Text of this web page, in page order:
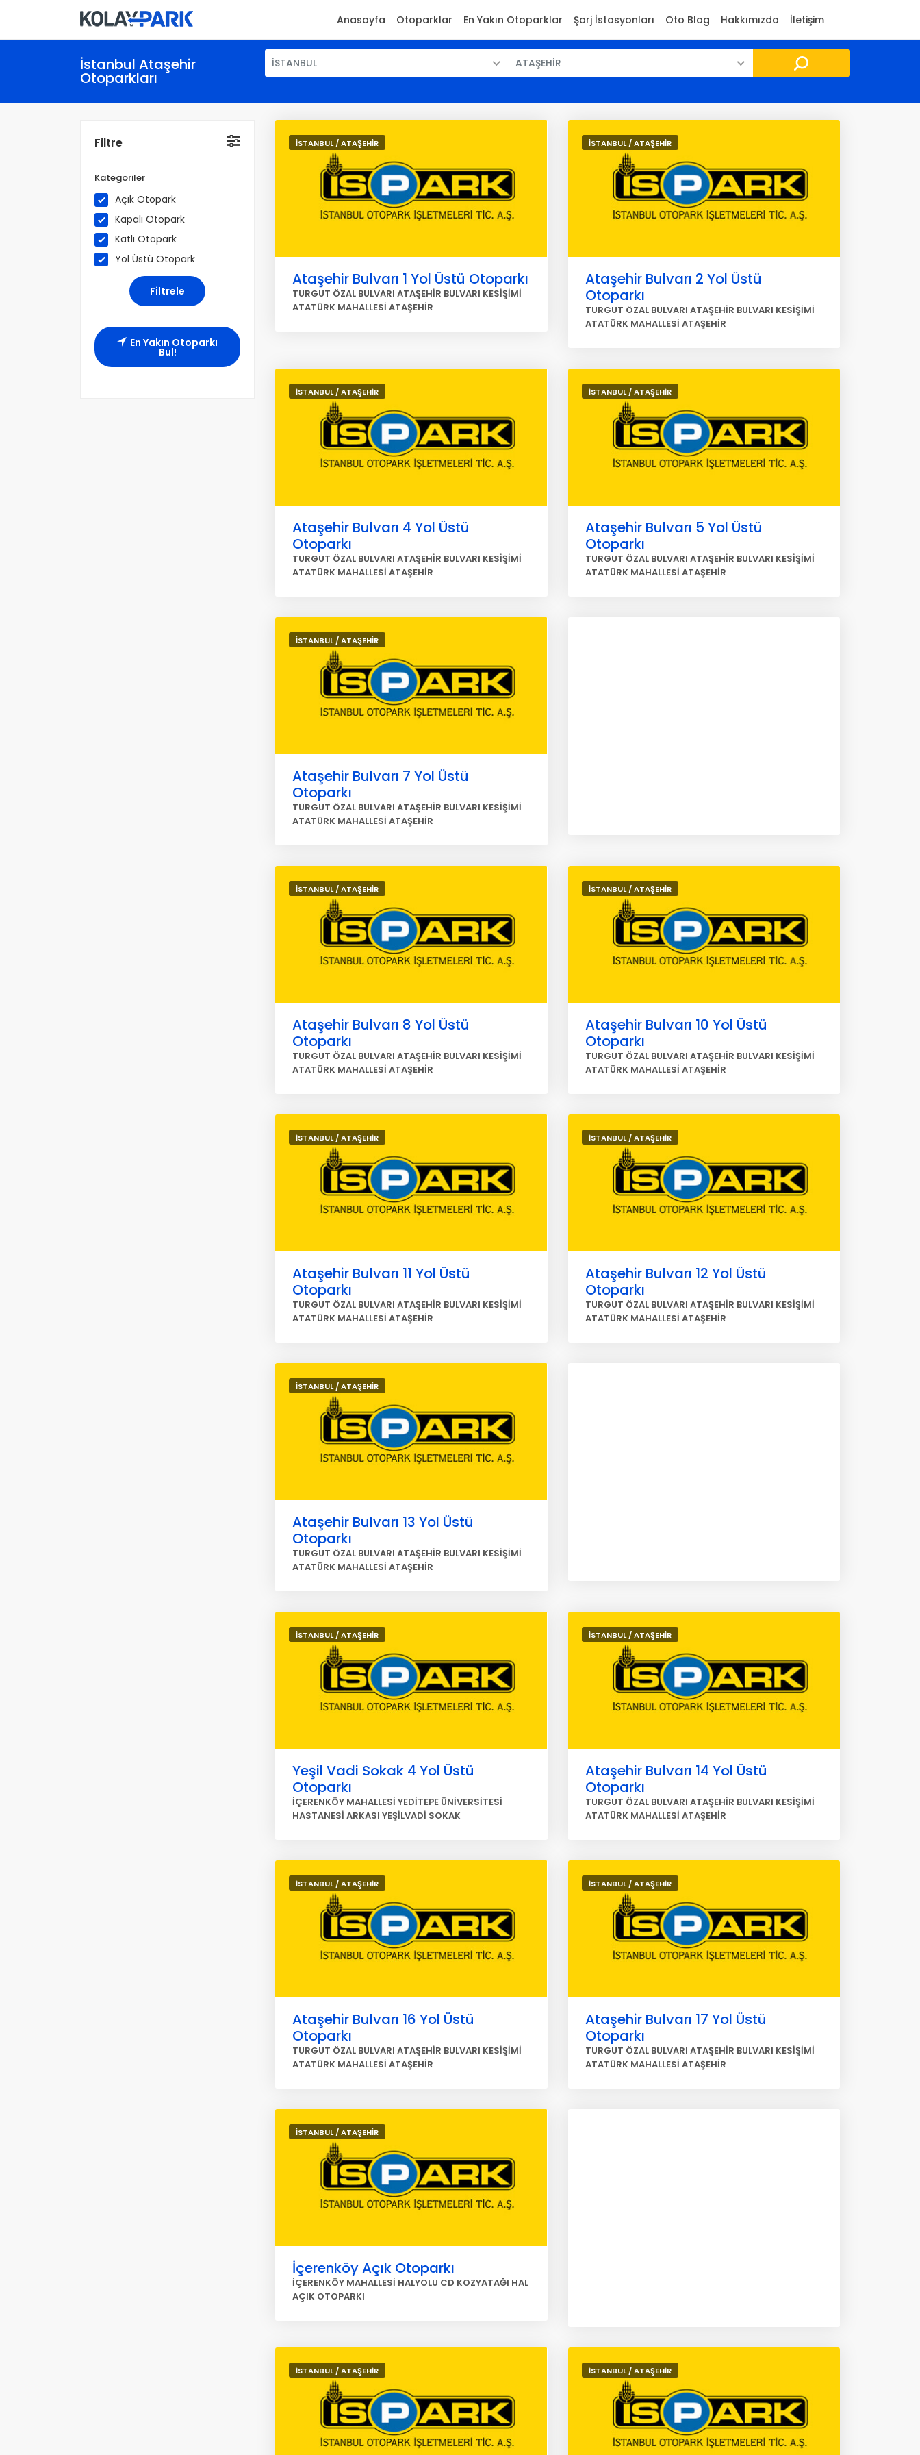
Anasayfa Otoparklar En Yakın Otoparklar Şarj İstasyonları Oto Blog Hakkımızda İletişim
İstanbul Ataşehir
Otoparkları
İSTANBUL ATAŞEHİR
Filtre
Kategoriler
Açık Otopark
Kapalı Otopark
Katlı Otopark
Yol Üstü Otopark
En Yakın Otoparkı
Bul!
İSTANBUL / ATAŞEHİR
Ataşehir Bulvarı 1 Yol Üstü Otoparkı
TURGUT ÖZAL BULVARI ATAŞEHİR BULVARI KESİŞİMİ
ATATÜRK MAHALLESİ ATAŞEHİR
İSTANBUL / ATAŞEHİR
Ataşehir Bulvarı 2 Yol Üstü
Otoparkı
TURGUT ÖZAL BULVARI ATAŞEHİR BULVARI KESİŞİMİ
ATATÜRK MAHALLESİ ATAŞEHİR
İSTANBUL / ATAŞEHİR
Ataşehir Bulvarı 4 Yol Üstü
Otoparkı
TURGUT ÖZAL BULVARI ATAŞEHİR BULVARI KESİŞİMİ
ATATÜRK MAHALLESİ ATAŞEHİR
İSTANBUL / ATAŞEHİR
Ataşehir Bulvarı 5 Yol Üstü
Otoparkı
TURGUT ÖZAL BULVARI ATAŞEHİR BULVARI KESİŞİMİ
ATATÜRK MAHALLESİ ATAŞEHİR
İSTANBUL / ATAŞEHİR
Ataşehir Bulvarı 7 Yol Üstü
Otoparkı
TURGUT ÖZAL BULVARI ATAŞEHİR BULVARI KESİŞİMİ
ATATÜRK MAHALLESİ ATAŞEHİR
İSTANBUL / ATAŞEHİR
Ataşehir Bulvarı 8 Yol Üstü
Otoparkı
TURGUT ÖZAL BULVARI ATAŞEHİR BULVARI KESİŞİMİ
ATATÜRK MAHALLESİ ATAŞEHİR
İSTANBUL / ATAŞEHİR
Ataşehir Bulvarı 10 Yol Üstü
Otoparkı
TURGUT ÖZAL BULVARI ATAŞEHİR BULVARI KESİŞİMİ
ATATÜRK MAHALLESİ ATAŞEHİR
İSTANBUL / ATAŞEHİR
Ataşehir Bulvarı 11 Yol Üstü
Otoparkı
TURGUT ÖZAL BULVARI ATAŞEHİR BULVARI KESİŞİMİ
ATATÜRK MAHALLESİ ATAŞEHİR
İSTANBUL / ATAŞEHİR
Ataşehir Bulvarı 12 Yol Üstü
Otoparkı
TURGUT ÖZAL BULVARI ATAŞEHİR BULVARI KESİŞİMİ
ATATÜRK MAHALLESİ ATAŞEHİR
İSTANBUL / ATAŞEHİR
Ataşehir Bulvarı 13 Yol Üstü
Otoparkı
TURGUT ÖZAL BULVARI ATAŞEHİR BULVARI KESİŞİMİ
ATATÜRK MAHALLESİ ATAŞEHİR
İSTANBUL / ATAŞEHİR
Yeşil Vadi Sokak 4 Yol Üstü
Otoparkı
İÇERENKÖY MAHALLESİ YEDİTEPE ÜNİVERSİTESİ
HASTANESİ ARKASI YEŞİLVADİ SOKAK
İSTANBUL / ATAŞEHİR
Ataşehir Bulvarı 14 Yol Üstü
Otoparkı
TURGUT ÖZAL BULVARI ATAŞEHİR BULVARI KESİŞİMİ
ATATÜRK MAHALLESİ ATAŞEHİR
İSTANBUL / ATAŞEHİR
Ataşehir Bulvarı 16 Yol Üstü
Otoparkı
TURGUT ÖZAL BULVARI ATAŞEHİR BULVARI KESİŞİMİ
ATATÜRK MAHALLESİ ATAŞEHİR
İSTANBUL / ATAŞEHİR
Ataşehir Bulvarı 17 Yol Üstü
Otoparkı
TURGUT ÖZAL BULVARI ATAŞEHİR BULVARI KESİŞİMİ
ATATÜRK MAHALLESİ ATAŞEHİR
İSTANBUL / ATAŞEHİR
İçerenköy Açık Otoparkı
İÇERENKÖY MAHALLESİ HALYOLU CD KOZYATAĞI HAL
AÇIK OTOPARKI
İSTANBUL / ATAŞEHİR İSTANBUL / ATAŞEHİR